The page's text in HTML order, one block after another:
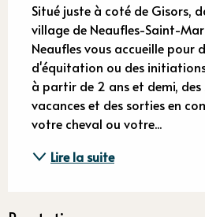
Situé juste à coté de Gisors,
village de Neaufles-Saint-
Neaufles vous accueille pour
d'équitation ou des
à partir de 2 ans et demi,
vacances et des sorties en
votre cheval ou votre...
Lire la suite